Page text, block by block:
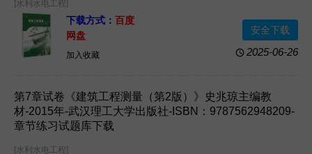
[水利水电工程]
下载方式： 百度
网盘
加入收藏 2025-06-26
安全下载
第7章试卷《建筑工程测量（第2版）》史兆琼主编教
材-2015年-武汉理工大学出版社-ISBN：9787562948209-
章节练习试题库下载
[水利水电工程]